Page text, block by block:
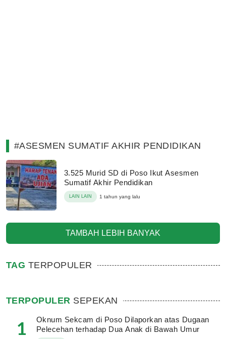
#ASESMEN SUMATIF AKHIR PENDIDIKAN
3.525 Murid SD di Poso Ikut Asesmen
Sumatif Akhir Pendidikan
LAIN LAIN 1 tahun yang lalu
TAMBAH LEBIH BANYAK
TAG TERPOPULER
TERPOPULER SEPEKAN
1
Oknum Sekcam di Poso Dilaporkan atas Dugaan
Pelecehan terhadap Dua Anak di Bawah Umur